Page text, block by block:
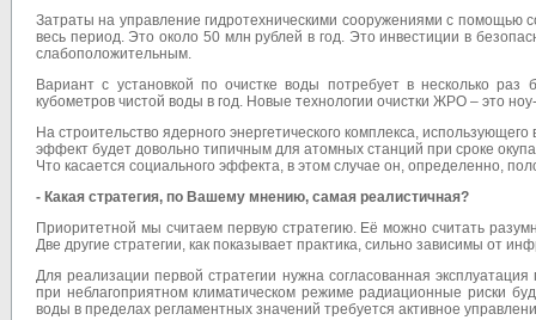
Затраты на управление гидротехническими сооружениями с помощью
весь период. Это около 50 млн рублей в год. Это инвестиции в
слабоположительным.
Вариант с установкой по очистке воды потребует в несколько
кубометров чистой воды в год. Новые технологии очистки ЖРО – это
На строительство ядерного энергетического комплекса,
эффект будет довольно типичным для атомных станций при сроке
Что касается социального эффекта, в этом случае он, определенно,
- Какая стратегия, по Вашему мнению, самая реалистичная?
Приоритетной мы считаем первую стратегию. Её можно считать
Две другие стратегии, как показывает практика, сильно зависимы от
Для реализации первой стратегии нужна согласованная
при неблагоприятном климатическом режиме радиационные риски
воды в пределах регламентных значений требуется активное